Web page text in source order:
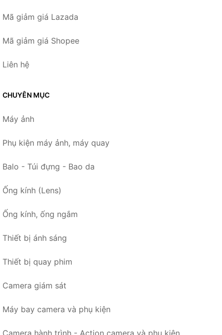
Mã giảm giá Lazada
Mã giảm giá Shopee
Liên hệ
CHUYÊN MỤC
Máy ảnh
Phụ kiện máy ảnh, máy quay
Balo - Túi đựng - Bao da
Ống kính (Lens)
Ống kính, ống ngắm
Thiết bị ánh sáng
Thiết bị quay phim
Camera giám sát
Máy bay camera và phụ kiện
Camera hành trình - Action camera và phụ kiện